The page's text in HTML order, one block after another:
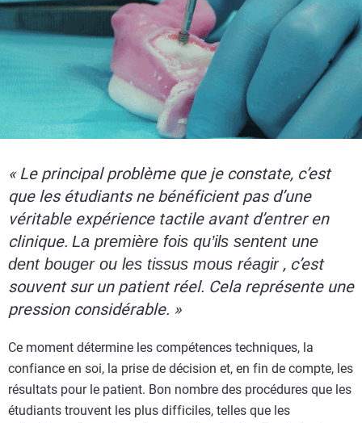
« Le principal problème que je constate, c’est
que les étudiants ne bénéficient pas d’une
véritable expérience tactile avant d’entrer en
clinique. La première fois qu’ils sentent une
dent bouger ou les tissus mous réagir, c’est
souvent sur un patient réel. Cela représente une
pression considérable. »
Ce moment détermine les compétences techniques, la
confiance en soi, la prise de décision et, en fin de compte, les
résultats pour le patient. Bon nombre des procédures que les
étudiants trouvent les plus difficiles, telles que les